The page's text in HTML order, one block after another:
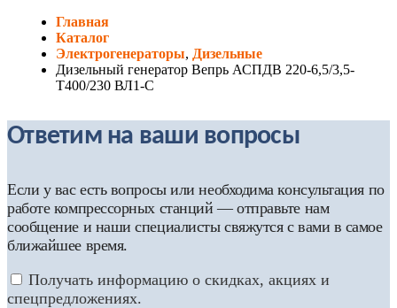
Главная
Каталог
Электрогенераторы, Дизельные
Дизельный генератор Вепрь АСПДВ 220-6,5/3,5-
Т400/230 ВЛ1-С
Ответим на ваши вопросы
Если у вас есть вопросы или необходима консультация по
работе компрессорных станций — отправьте нам
сообщение и наши специалисты свяжутся с вами в самое
ближайшее время.
Получать информацию о скидках, акциях и
спецпредложениях.